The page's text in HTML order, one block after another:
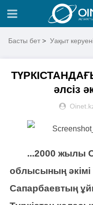
Басты бет > Уақыт керуені
әлсіз
...2000 жылы
облысының
Сапарбаевтың